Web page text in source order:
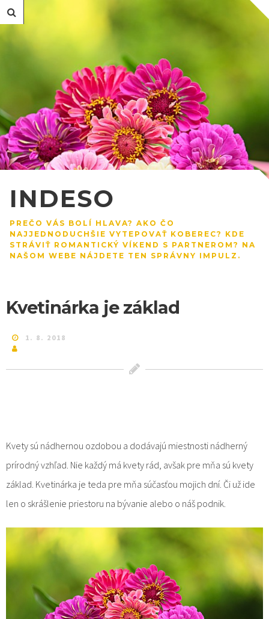
INDESO
PREČO VÁS BOLÍ HLAVA? AKO ČO
NAJJEDNODUCHŠIE VYTEPOVAŤ KOBEREC? KDE
STRÁVIŤ ROMANTICKÝ VÍKEND S PARTNEROM? NA
NAŠOM WEBE NÁJDETE TEN SPRÁVNY IMPULZ.
Kvetinárka je základ
1. 8. 2018
Kvety sú nádhernou ozdobou a dodávajú miestnosti nádherný
prírodný vzhľad. Nie každý má kvety rád, avšak pre mňa sú kvety
základ. Kvetinárka je teda pre mňa súčasťou mojich dní. Či už ide
len o skrášlenie priestoru na bývanie alebo o náš podnik.